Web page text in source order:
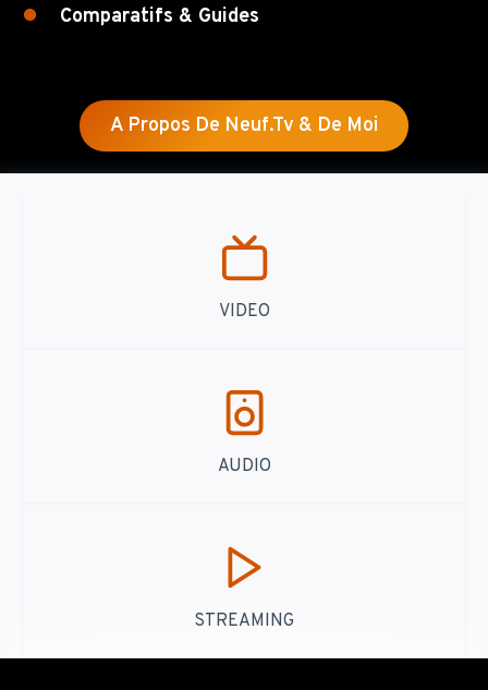
Comparatifs & Guides
A Propos De Neuf.tv & De Moi
VIDEO
AUDIO
STREAMING